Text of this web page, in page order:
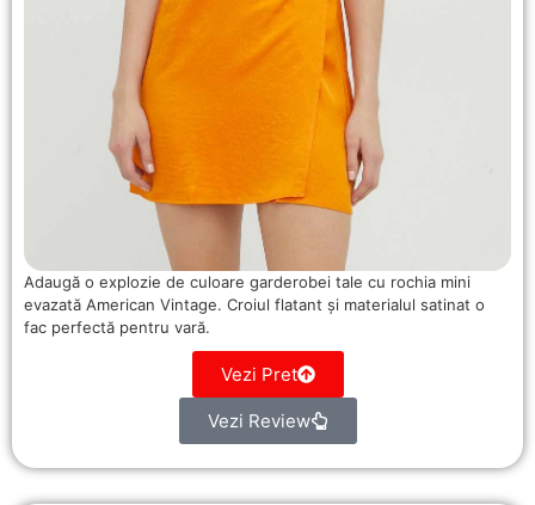
Adaugă o explozie de culoare garderobei tale cu rochia mini
evazată American Vintage. Croiul flatant și materialul satinat o
fac perfectă pentru vară.
Vezi Pret
Vezi Review